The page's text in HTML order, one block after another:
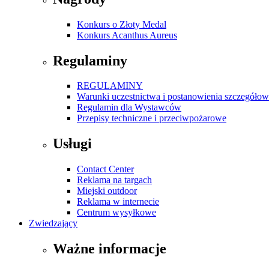
Konkurs o Złoty Medal
Konkurs Acanthus Aureus
Regulaminy
REGULAMINY
Warunki uczestnictwa i postanowienia
Regulamin dla Wystawców
Przepisy techniczne i przeciwpożarowe
Usługi
Contact Center
Reklama na targach
Miejski outdoor
Reklama w internecie
Centrum wysyłkowe
Zwiedzający
Ważne informacje